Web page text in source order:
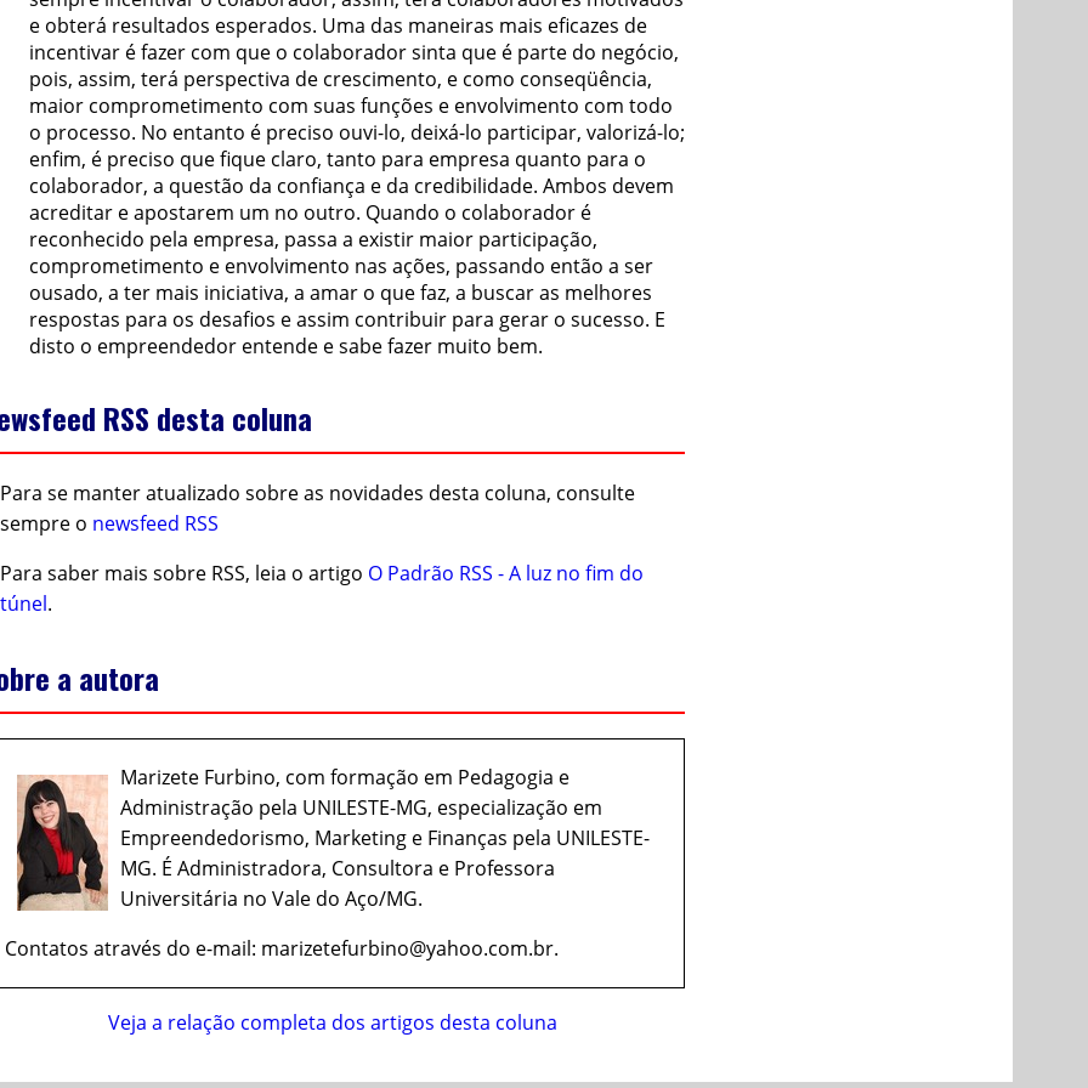
e obterá resultados esperados. Uma das maneiras mais eficazes de
incentivar é fazer com que o colaborador sinta que é parte do negócio,
pois, assim, terá perspectiva de crescimento, e como conseqüência,
maior comprometimento com suas funções e envolvimento com todo
o processo. No entanto é preciso ouvi-lo, deixá-lo participar, valorizá-lo;
enfim, é preciso que fique claro, tanto para empresa quanto para o
colaborador, a questão da confiança e da credibilidade. Ambos devem
acreditar e apostarem um no outro. Quando o colaborador é
reconhecido pela empresa, passa a existir maior participação,
comprometimento e envolvimento nas ações, passando então a ser
ousado, a ter mais iniciativa, a amar o que faz, a buscar as melhores
respostas para os desafios e assim contribuir para gerar o sucesso. E
disto o empreendedor entende e sabe fazer muito bem.
RSS desta coluna
Para se manter atualizado sobre as novidades desta coluna, consulte
sempre o newsfeed RSS
Para saber mais sobre RSS, leia o artigo O Padrão RSS - A luz no fim do
túnel.
a autora
Marizete Furbino, com formação em Pedagogia e
Administração pela UNILESTE-MG, especialização em
Empreendedorismo, Marketing e Finanças pela UNILESTE-
MG. É Administradora, Consultora e Professora
Universitária no Vale do Aço/MG.
Contatos através do e-mail: marizetefurbino@yahoo.com.br.
Veja a relação completa dos artigos desta coluna